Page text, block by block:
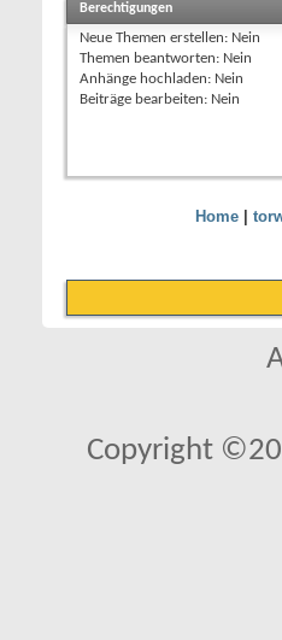
Berechtigungen
Neue Themen erstellen: Nein
Themen beantworten: Nein
Anhänge hochladen: Nein
Beiträge bearbeiten: Nein
Home|
Copyright